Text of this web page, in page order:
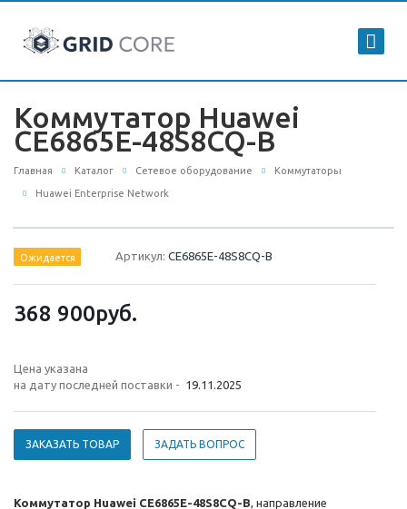
Коммутатор Huawei
CE6865E-48S8CQ-B
Главная Каталог Сетевое оборудование Коммутаторы
Huawei Enterprise Network
Ожидается Артикул:CE6865E-48S8CQ-B
368 900руб.
Цена указана
на дату последней поставки - 19.11.2025
ЗАКАЗАТЬ ТОВАР ЗАДАТЬ ВОПРОС
Коммутатор Huawei CE6865E-48S8CQ-B, направление